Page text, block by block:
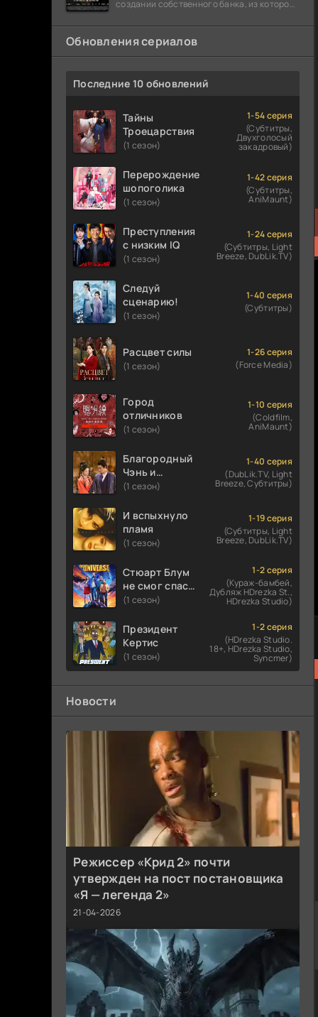
создании собственного банка, из которого
долларов. Однако,
Обновления сериалов
Последние 10 обновлений
Тайны
Троецарствия
(1 сезон)
1-54 серия
(Субтитры,
Двухголосый
закадровый)
Перерождение
шопоголика
(1 сезон)
1-42 серия
(Субтитры,
AniMaunt)
Преступления
с низким IQ
(1 сезон)
1-24 серия
(Субтитры, Light
Breeze, DubLik.TV)
Следуй
сценарию!
(1 сезон)
1-40 серия
(Субтитры)
Расцвет силы
(1 сезон)
1-26 серия
(Force Media)
Город
отличников
(1 сезон)
1-10 серия
(Coldfilm,
AniMaunt)
Благородный
Чэнь и
прекрасная
(1 сезон)
1-40 серия
(DubLik.TV, Light
Breeze, Субтитры)
И вспыхнуло
пламя
(1 сезон)
1-19 серия
(Субтитры, Light
Breeze, DubLik.TV)
Стюарт Блум
не смог спасти
вселенную
(1 сезон)
1-2 серия
(Кураж-бамбей,
Дубляж HDrezka St.,
HDrezka Studio)
Президент
Кертис
(1 сезон)
1-2 серия
(HDrezka Studio.
18+, HDrezka Studio,
Syncmer)
Новости
Режиссер «Крид 2» почти
утвержден на пост постановщика
«Я — легенда 2»
21-04-2026